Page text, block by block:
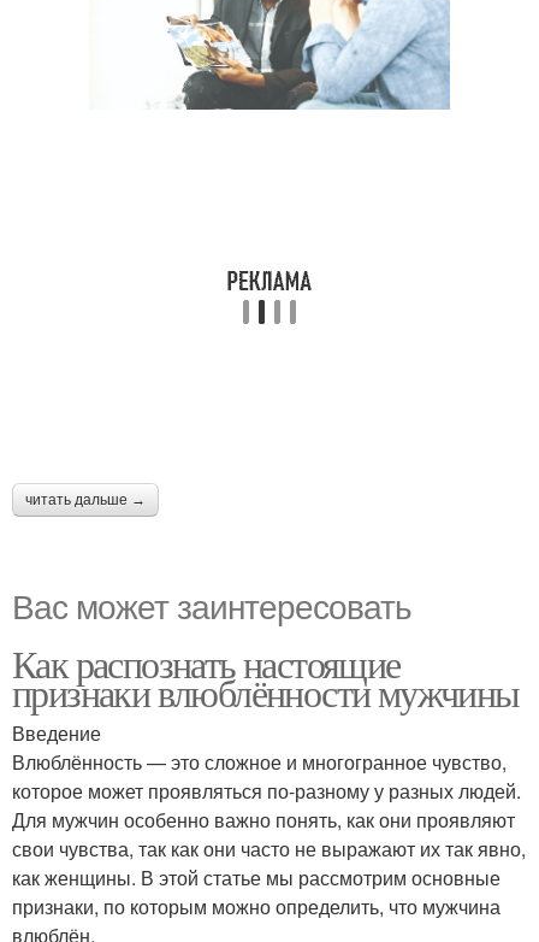
читать дальше →
Вас может заинтересовать
Как распознать настоящие
признаки влюблённости мужчины
Введение
Влюблённость — это сложное и многогранное чувство,
которое может проявляться по-разному у разных людей.
Для мужчин особенно важно понять, как они проявляют
свои чувства, так как они часто не выражают их так явно,
как женщины. В этой статье мы рассмотрим основные
признаки, по которым можно определить, что мужчина
влюблён.